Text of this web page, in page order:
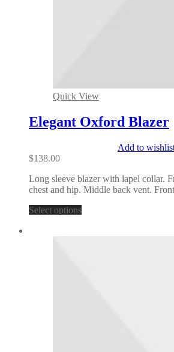
Quick View
Elegant Oxford Blazer
Add to
$138.00
Long sleeve blazer with lapel collar.
chest and hip. Middle back vent.
Select options